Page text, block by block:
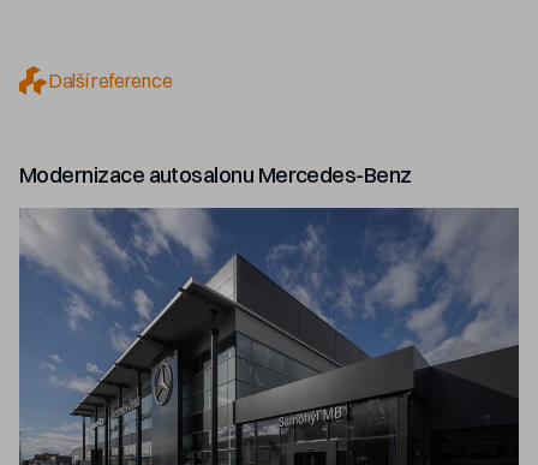
Další reference
Modernizace autosalonu Mercedes-Benz